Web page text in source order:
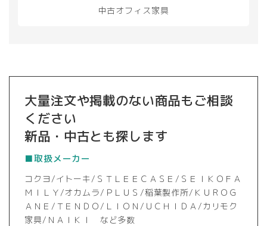
中古オフィス家具
大量注文や掲載のない商品もご相談
ください
新品・中古とも探します
■取扱メーカー
コクヨ/イトーキ/ＳＴＬＥＥＣＡＳＥ/ＳＥＩＫＯＦＡ
ＭＩＬＹ/オカムラ/ＰＬＵＳ/稲葉製作所/ＫＵＲＯＧ
ＡＮＥ/ＴＥＮＤＯ/ＬＩＯＮ/ＵＣＨＩＤＡ/カリモク
家具/ＮＡＩＫＩ など多数